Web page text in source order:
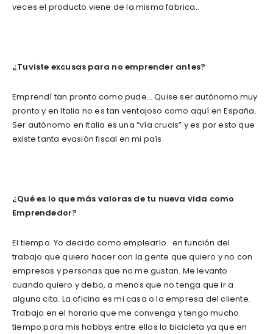
veces el producto viene de la misma fabrica..
¿Tuviste excusas para no emprender antes?
Emprendí tan pronto como pude… Quise ser autónomo muy
pronto y en Italia no es tan ventajoso como aquí en España.
Ser autónomo en Italia es una “vía crucis” y es por esto que
existe tanta evasión fiscal en mi país.
¿Qué es lo que más valoras de tu nueva vida como
Emprendedor?
El tiempo. Yo decido como emplearlo.. en función del
trabajo que quiero hacer con la gente que quiero y no con
empresas y personas que no me gustan. Me levanto
cuando quiero y debo, a menos que no tenga que ir a
alguna cita. La oficina es mi casa o la empresa del cliente.
Trabajo en el horario que me convenga y tengo mucho
tiempo para mis hobbys entre ellos la bicicleta ya que en